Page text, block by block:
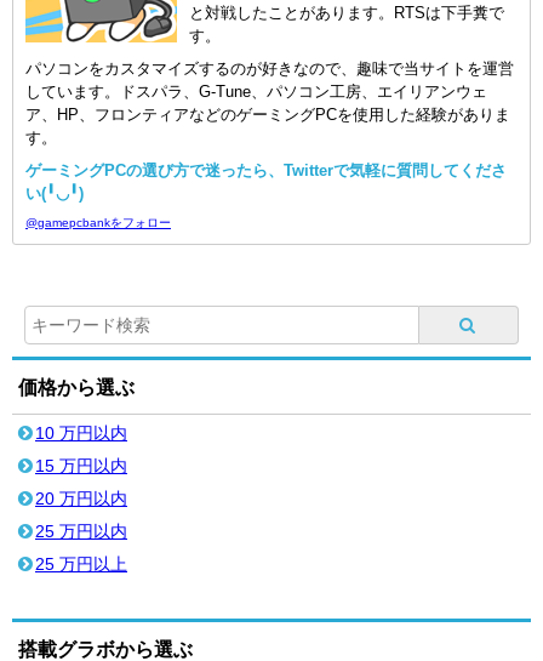
と対戦したことがあります。RTSは下手糞で
す。
パソコンをカスタマイズするのが好きなので、趣味で当サイトを運営
しています。ドスパラ、G-Tune、パソコン工房、エイリアンウェ
ア、HP、フロンティアなどのゲーミングPCを使用した経験がありま
す。
ゲーミングPCの選び方で迷ったら、Twitterで気軽に質問してくださ
い(╹◡╹)
@gamepcbankをフォロー
価格から選ぶ
10 万円以内
15 万円以内
20 万円以内
25 万円以内
25 万円以上
搭載グラボから選ぶ